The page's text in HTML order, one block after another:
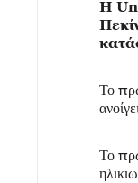
Η
Το
Το